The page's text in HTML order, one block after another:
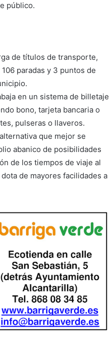
público.
de títulos de transporte,
paradas y 3 puntos de
en un sistema de billetaje
bono, tarjeta bancaria o
pulseras o llaveros.
que mejor se
abanico de posibilidades
de los tiempos de viaje al
de mayores facilidades a